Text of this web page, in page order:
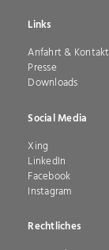
gewinnen
Ihre
zukünftigen
Leistungs­
träger
gezielte
Ansprache
und
Auswahl
der
Kandidaten.
Links
Navigation
überspringen
Anfahrt & Kontakt
Presse
Downloads
Social Media
Navigation
überspringen
Xing
LinkedIn
Facebook
Instagram
Rechtliches